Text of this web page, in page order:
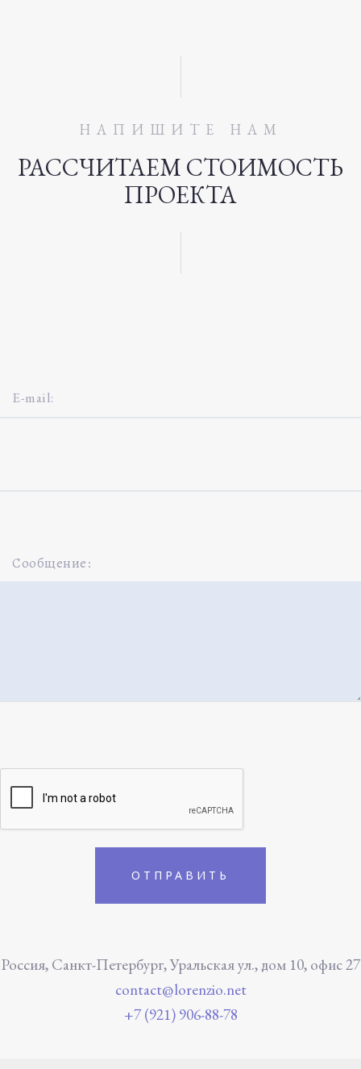
НАПИШИТЕ НАМ
РАССЧИТАЕМ СТОИМОСТЬ
ПРОЕКТА
Сообщение:
Россия, Санкт-Петербург, Уральская ул., дом 10, офис 27
contact@lorenzio.net
+7 (921) 906-88-78